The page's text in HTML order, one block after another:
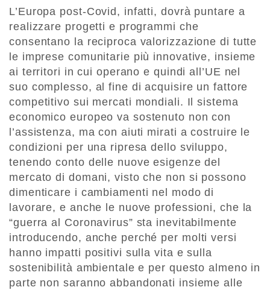
L’Europa post-Covid, infatti, dovrà puntare a
realizzare progetti e programmi che
consentano la reciproca valorizzazione di tutte
le imprese comunitarie più innovative, insieme
ai territori in cui operano e quindi all’UE nel
suo complesso, al fine di acquisire un fattore
competitivo sui mercati mondiali. Il sistema
economico europeo va sostenuto non con
l’assistenza, ma con aiuti mirati a costruire le
condizioni per una ripresa dello sviluppo,
tenendo conto delle nuove esigenze del
mercato di domani, visto che non si possono
dimenticare i cambiamenti nel modo di
lavorare, e anche le nuove professioni, che la
“guerra al Coronavirus” sta inevitabilmente
introducendo, anche perché per molti versi
hanno impatti positivi sulla vita e sulla
sostenibilità ambientale e per questo almeno in
parte non saranno abbandonati insieme alle